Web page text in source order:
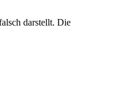
darstellt. Die